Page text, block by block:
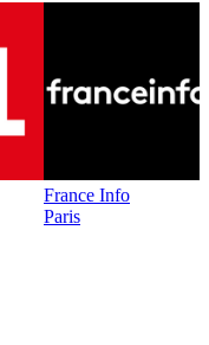
France Info
Paris